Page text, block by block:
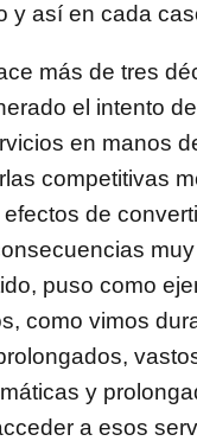
y así en cada
más de tres
el intento
en manos
competitivas
de
puso como
como vimos
y
a esos